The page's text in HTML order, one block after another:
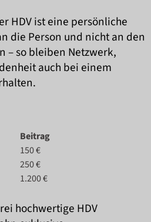
HDV ist eine persönliche
die Person und nicht an den
– so bleiben Netzwerk,
auch bei einem
Beitrag
150 €
250 €
1.200 €
hochwertige HDV